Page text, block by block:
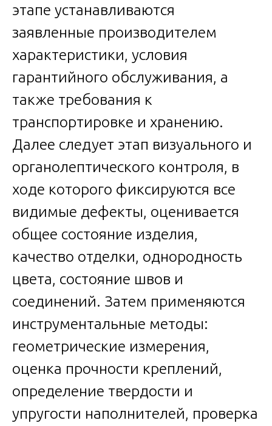
этапе устанавливаются
заявленные производителем
характеристики, условия
гарантийного обслуживания, а
также требования к
транспортировке и хранению.
Далее следует этап визуального и
органолептического контроля, в
ходе которого фиксируются все
видимые дефекты, оценивается
общее состояние изделия,
качество отделки, однородность
цвета, состояние швов и
соединений. Затем применяются
инструментальные методы:
геометрические измерения,
оценка прочности креплений,
определение твердости и
упругости наполнителей, проверка